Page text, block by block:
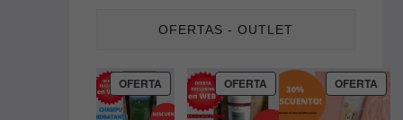
OFERTAS - OUTLET
OFERTAPRODUCTO
EN
OFERTA
OFERTA PRODUCTO
EN
OFERTA
OFERTA
EN